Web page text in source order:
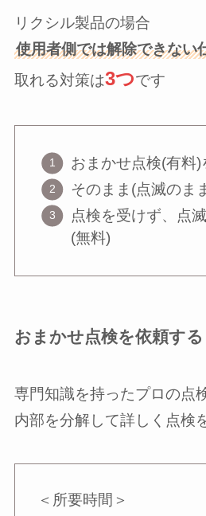
リクシル製品の場合
使用者側では解除できない
取れる対策は3つです
おまかせ点検(有料)
そのまま(点滅のま
点検を受けず、点
(無料)
おまかせ点検を依頼する
専門知識を持ったプロの点
内部を分解して詳しく点検
＜所要時間＞